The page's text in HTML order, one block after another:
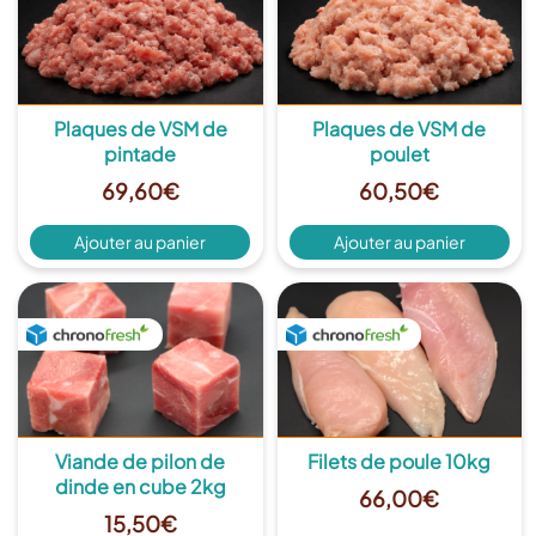
Plus de détails
Plaques de VSM de
pintade
69,60€
Ajouter au panier
Plus de détails
Plaques de VSM de
poulet
60,50€
Ajouter au panier
Viande de pilon de
dinde en cube 2kg
15,50€
Filets de poule 10kg
66,00€